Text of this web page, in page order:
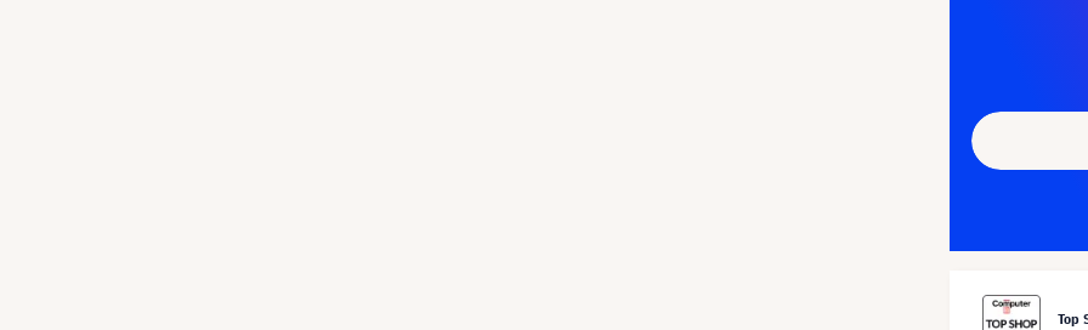
Top